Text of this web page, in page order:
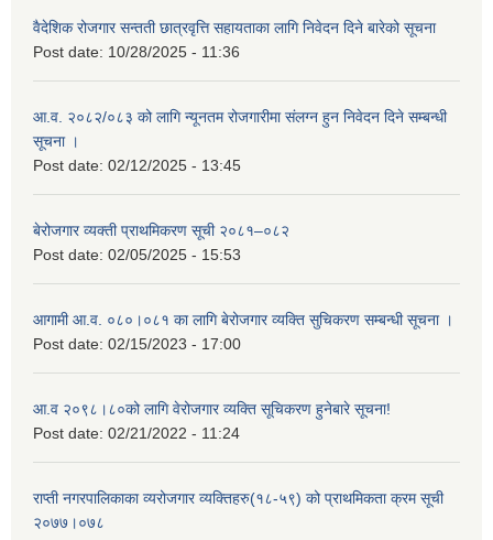
वैदेशिक रोजगार सन्तती छात्रवृत्ति सहायताका लागि निवेदन दिने बारेको सूचना
Post date: 10/28/2025 - 11:36
आ.व. २०८२/०८३ को लागि न्यूनतम रोजगारीमा संलग्न हुन निवेदन दिने सम्बन्धी
सूचना ।
Post date: 02/12/2025 - 13:45
बेरोजगार व्यक्ती प्राथमिकरण सूची २०८१–०८२
Post date: 02/05/2025 - 15:53
आगामी आ.व. ०८०।०८१ का लागि बेरोजगार व्यक्ति सुचिकरण सम्बन्धी सूचना ।
Post date: 02/15/2023 - 17:00
आ.व २०९८।८०को लागि वेरोजगार व्यक्ति सूचिकरण हुनेबारे सूचना!
Post date: 02/21/2022 - 11:24
राप्ती नगरपालिकाका व्यरोजगार व्यक्तिहरु(१८-५९) को प्राथमिकता क्रम सूची
२०७७।०७८